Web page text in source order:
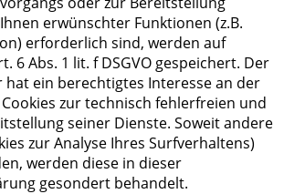
erwünschter Funktionen (z.B.
erforderlich sind, werden auf
6 Abs. 1 lit. f DSGVO gespeichert. Der
ein berechtigtes Interesse an der
zur technisch fehlerfreien und
seiner Dienste. Soweit andere
zur Analyse Ihres Surfverhaltens)
werden diese in dieser
gesondert behandelt.